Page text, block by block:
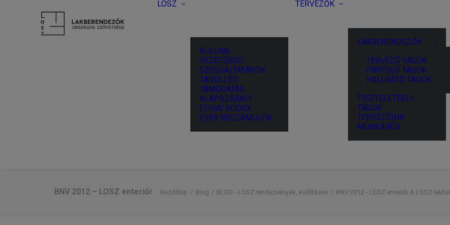
LOSZ
RÓLUNK
VEZETŐSÉG
SZOLGÁLTATÁSOK
TAGDÍJ ÉS
TÁMOGATÁS
ALAPSZABÁLY
ETIKAI KÓDEX
ÉVES BESZÁMOLÓK
TERVEZŐK
LAKBERENDEZŐK
TERVEZŐ TAGOK
PÁRTOLÓ TAGOK
HALLGATÓ TAGOK
TISZTELETBELI
TAGOK
TERVEZŐINK
MUNKÁIBÓL
BNV 2012 – LOSZ enteriőr Kezdőlap Blog BLOG - LOSZ rendezvények, kiállítások BNV 2012 - LOSZ enteriőr A LOSZ